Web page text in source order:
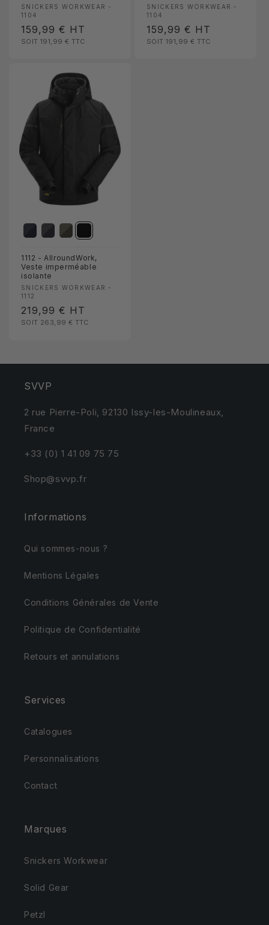
Fournisseur :
SNICKERS WORKWEAR -
1104
Prix
habituel
159,99 € HT
SOIT 191,99 € TTC
Fournisseur :
SNICKERS WORKWEAR -
1104
Prix
habituel
159,99 € HT
SOIT 191,99 € TTC
1112 - AllroundWork,
Veste imperméable
isolante
Fournisseur :
SNICKERS WORKWEAR -
1112
Prix
habituel
219,99 € HT
SOIT 263,99 € TTC
SVVP
2 rue Pierre-Poli, 92130 Issy-les-Moulineaux,
France
+33 (0) 1 41 09 75 75
Shop@svvp.fr
Informations
Qui sommes-nous ?
Mentions Légales
Conditions Générales de Vente
Politique de Confidentialité
Retours et annulations
Services
Catalogues
Personnalisations
Contact
Marques
Snickers Workwear
Solid Gear
Petzl